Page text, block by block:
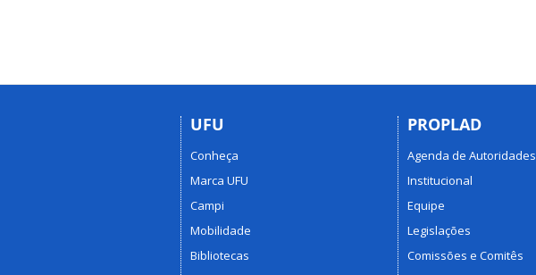
UFU
Conheça
Marca UFU
Campi
Mobilidade
Bibliotecas
PROPLAD
Agenda de Autoridades
Institucional
Equipe
Legislações
Comissões e Comitês